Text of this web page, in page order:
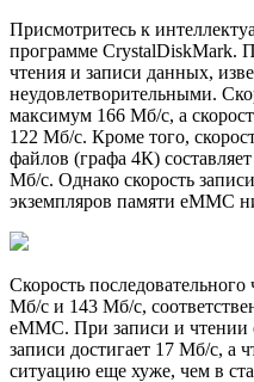
Присмотритесь к
программе CrystalDiskMark.
чтения и записи данных,
неудовлетворительными.
максимум 166 Мб/с, а
122 Мб/с. Кроме того,
файлов (графа 4К)
Мб/с. Однако скорость
экземпляров памяти eMMC
Скорость последовательного
Мб/с и 143 Мб/с,
eMMC. При записи и чтении
записи достигает 17 Мб/с, а
ситуацию еще хуже, чем в